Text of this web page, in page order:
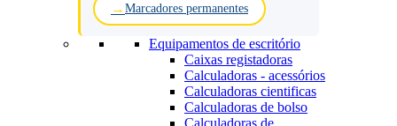
Marcadores permanentes
Equipamentos de escritório
Caixas registadoras
Calculadoras - acessórios
Calculadoras cientificas
Calculadoras de bolso
Calculadoras de